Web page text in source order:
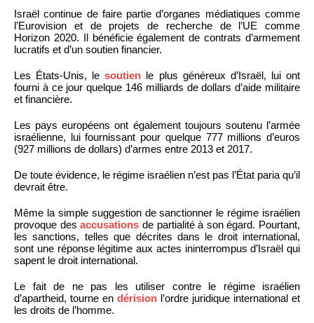
Israël continue de faire partie d’organes médiatiques comme
l’Eurovision et de projets de recherche de l’UE comme
Horizon 2020. Il bénéficie également de contrats d’armement
lucratifs et d’un soutien financier.
Les États-Unis, lesoutien le plus généreux d’Israël, lui ont
fourni à ce jour quelque 146 milliards de dollars d’aide militaire
et financière.
Les pays européens ont également toujours soutenu l’armée
israélienne, lui fournissant pour quelque 777 millions d’euros
(927 millions de dollars) d’armes entre 2013 et 2017.
De toute évidence, le régime israélien n’est pas l’État paria qu’il
devrait être.
Même la simple suggestion de sanctionner le régime israélien
provoque desaccusations de partialité à son égard. Pourtant,
les sanctions, telles que décrites dans le droit international,
sont une réponse légitime aux actes ininterrompus d’Israël qui
sapent le droit international.
Le fait de ne pas les utiliser contre le régime israélien
d’apartheid, tourne en dérision l’ordre juridique international et
les droits de l’homme.